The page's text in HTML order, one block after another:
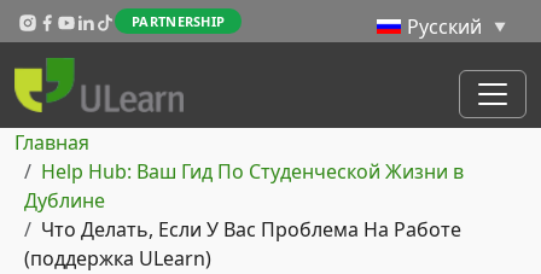
Перейти к основному содержанию
PARTNERSHIP
Строка навигации
Главная
Help Hub: Ваш Гид По Студенческой Жизни в
Дублине
Что Делать, Если У Вас Проблема На Работе
(поддержка ULearn)